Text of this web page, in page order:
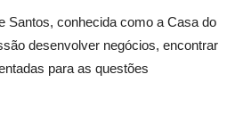
Santos, conhecida como a Casa do
desenvolver negócios, encontrar
para as questões